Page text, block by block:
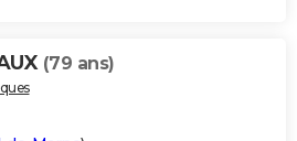
(79 ans)